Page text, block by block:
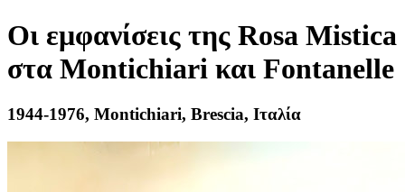
Οι εμφανίσεις της Rosa Mistica
στα Montichiari και Fontanelle
1944-1976, Montichiari, Brescia, Ιταλία